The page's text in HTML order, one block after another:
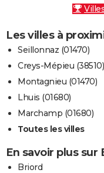
Les villes à
Seillonnaz (01470)
Creys-Mépieu (38510)
Montagnieu (01470)
Lhuis (01680)
Marchamp (01680)
Toutes les villes
En savoir plus sur
Briord